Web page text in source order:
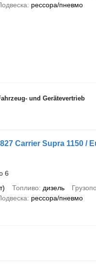
рессора/пневмо
und Gerätevertrieb
Carrier Supra 1150 /
6
Топливо дизель
рессора/пневмо